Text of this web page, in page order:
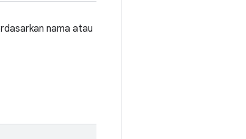
nama atau